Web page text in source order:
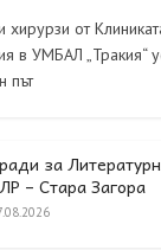
хирурзи от
в УМБАЛ „Тракия“
път
за
– Стара Загора